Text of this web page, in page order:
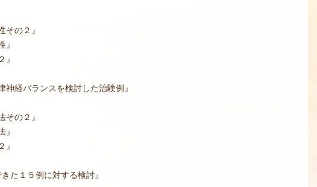
の２』
経バランスを検討した治験例』
の２』
た１５例に対する検討』